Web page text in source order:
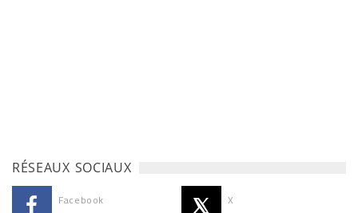
RÉSEAUX SOCIAUX
Facebook X